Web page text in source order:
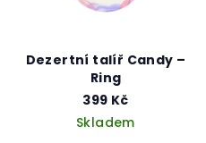
Dezertní talíř Candy –
Ring
399 Kč
Skladem